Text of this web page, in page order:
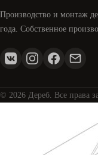
Производство и монтаж
года. Собственное
© 2026 Дереб. Все права